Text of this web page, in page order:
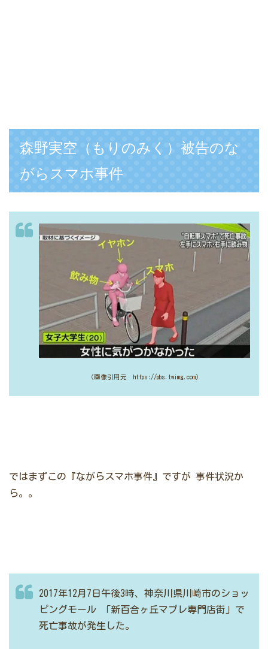
森野実空（もりのみく）被告のな
がらスマホ事件
（画像引用元 https://pbs.twimg.com）
ではまずこの『ながらスマホ事件』ですが 事件状況か
ら。。
2017年12月7日午後3時、神奈川県川崎市のショッ
ピングモール 「新百合ヶ丘マプレ専門店街」で
死亡事故が発生した。